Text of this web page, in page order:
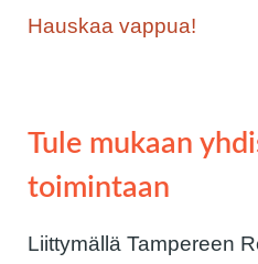
Hauskaa vappua!
Tule mukaan
toimintaan
Liittymällä Tampereen